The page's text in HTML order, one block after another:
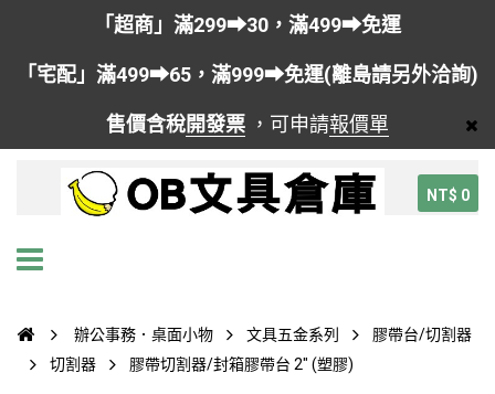
「超商」滿299➡30，滿499➡免運
「宅配」滿499➡65，滿999➡免運(離島請另外洽詢)
售價含稅開發票 ，可申請報價單
NT$ 0
辦公事務．桌面小物 文具五金系列
膠帶台/切割器
切割器
膠帶切割器/封箱膠帶台 2" (塑膠)